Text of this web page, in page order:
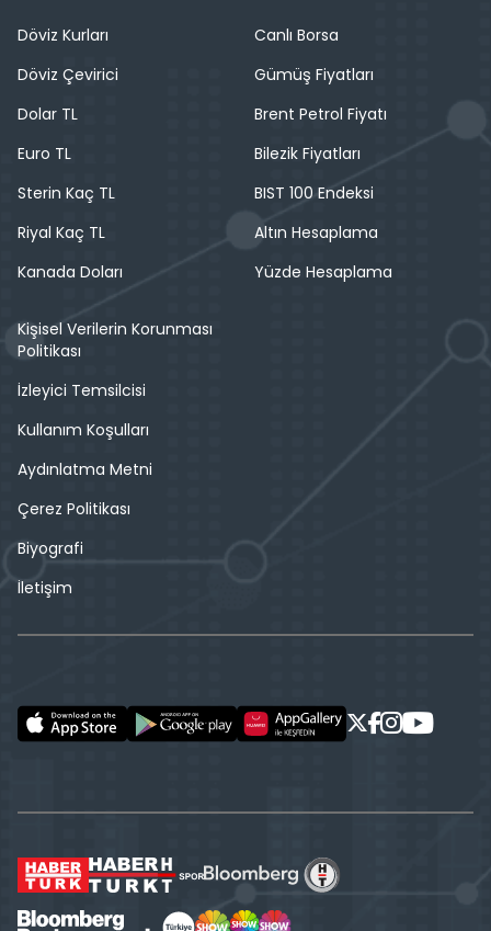
Döviz Kurları
Döviz Çevirici
Dolar TL
Euro TL
Sterin Kaç TL
Riyal Kaç TL
Kanada Doları
Canlı Borsa
Gümüş Fiyatları
Brent Petrol Fiyatı
Bilezik Fiyatları
BIST 100 Endeksi
Altın Hesaplama
Yüzde Hesaplama
Kişisel Verilerin Korunması
Politikası
İzleyici Temsilcisi
Kullanım Koşulları
Aydınlatma Metni
Çerez Politikası
Biyografi
İletişim